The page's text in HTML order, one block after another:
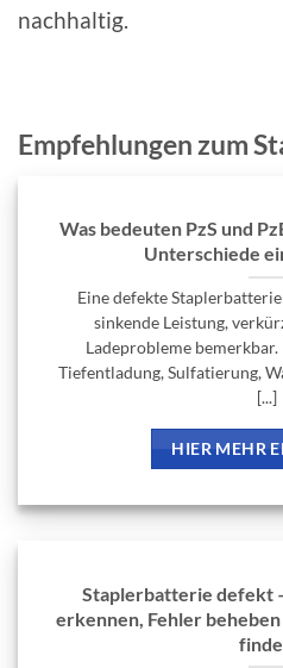
nachhaltig.
Empfehlungen zum
Was bedeuten PzS und
Unterschiede
Eine defekte
sinkende Leistung,
Ladeprobleme
Tiefentladung, Sulfatierung,
[...]
HIER MEHR
Staplerbatterie defekt
erkennen, Fehler